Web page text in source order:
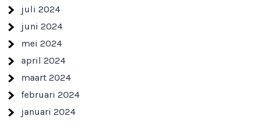
juli 2024
juni 2024
mei 2024
april 2024
maart 2024
februari 2024
januari 2024